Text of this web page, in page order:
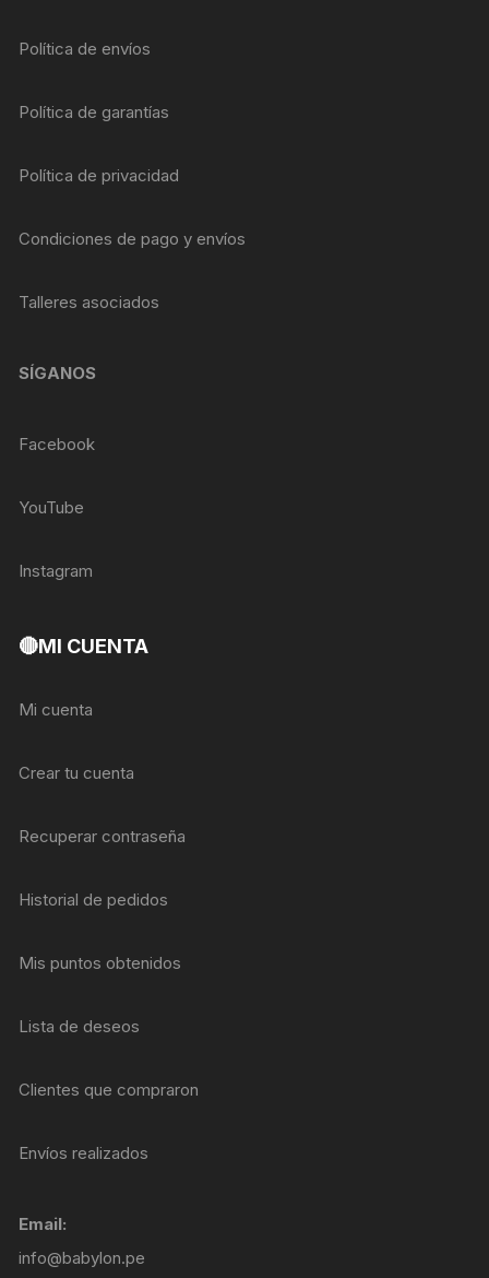
Política de envíos
Política de garantías
Política de privacidad
Condiciones de pago y envíos
Talleres asociados
SÍGANOS
Facebook
YouTube
Instagram
🔴MI CUENTA
Mi cuenta
Crear tu cuenta
Recuperar contraseña
Historial de pedidos
Mis puntos obtenidos
Lista de deseos
Clientes que compraron
Envíos realizados
Email:
info@babylon.pe